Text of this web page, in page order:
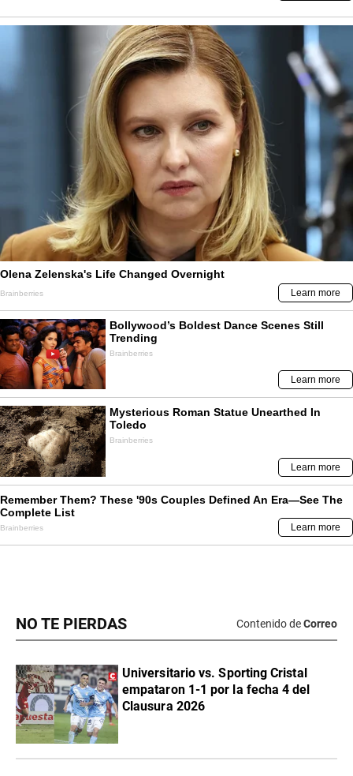
NO TE PIERDAS Contenido deCorreo
Universitario vs. Sporting Cristal
empataron 1-1 por la fecha 4 del
Clausura 2026